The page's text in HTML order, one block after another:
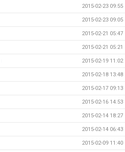
2015-02-23 09:55
2015-02-23 09:05
2015-02-21 05:47
2015-02-21 05:21
2015-02-19 11:02
2015-02-18 13:48
2015-02-17 09:13
2015-02-16 14:53
2015-02-14 18:27
2015-02-14 06:43
2015-02-09 11:40